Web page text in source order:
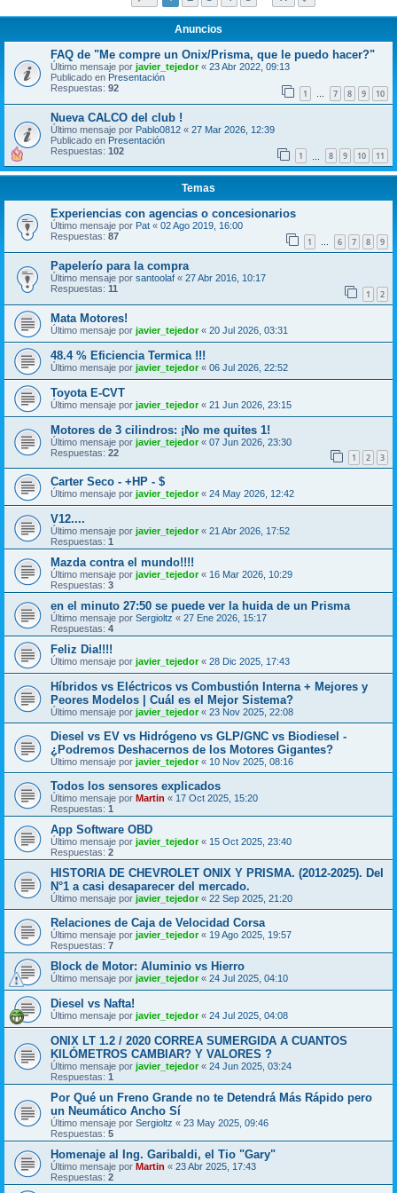
Anuncios
FAQ de "Me compre un Onix/Prisma, que le puedo hacer?"
Último mensaje por javier_tejedor« 23 Abr 2022, 09:13
Publicado en Presentación
Respuestas: 92 1 … 7 8 9 10
Nueva CALCO del club !
Último mensaje por Pablo0812 « 27 Mar 2026, 12:39
Publicado en Presentación
Respuestas: 102 1 8 9 10 11
Temas
Experiencias con agencias o concesionarios
Último mensaje por Pat « 02 Ago 2019, 16:00
Respuestas: 87 1 … 6 7 8 9
Papelerío para la compra
Último mensaje por santoolaf « 27 Abr 2016, 10:17
Respuestas: 11 1 2
Mata Motores!
Último mensaje por javier_tejedor« 20 Jul 2026, 03:31
48.4 % Eficiencia Termica !!!
Último mensaje por javier_tejedor« 06 Jul 2026, 22:52
Toyota E-CVT
Último mensaje por javier_tejedor« 21 Jun 2026, 23:15
Motores de 3 cilindros: ¡No me quites 1!
Último mensaje por javier_tejedor« 07 Jun 2026, 23:30
Respuestas: 22 1 2 3
Carter Seco - +HP - $
Último mensaje por javier_tejedor« 24 May 2026, 12:42
V12....
Último mensaje por javier_tejedor« 21 Abr 2026, 17:52
Respuestas: 1
Mazda contra el mundo!!!!
Último mensaje por javier_tejedor« 16 Mar 2026, 10:29
Respuestas: 3
en el minuto 27:50 se puede ver la huida de un Prisma
Último mensaje por Sergioltz « 27 Ene 2026, 15:17
Respuestas: 4
Feliz Dia!!!!
Último mensaje por javier_tejedor« 28 Dic 2025, 17:43
Híbridos vs Eléctricos vs Combustión Interna + Mejores y
Peores Modelos | Cuál es el Mejor Sistema?
Último mensaje por javier_tejedor« 23 Nov 2025, 22:08
Diesel vs EV vs Hidrógeno vs GLP/GNC vs Biodiesel -
¿Podremos Deshacernos de los Motores Gigantes?
Último mensaje por javier_tejedor« 10 Nov 2025, 08:16
Todos los sensores explicados
Último mensaje por Martin « 17 Oct 2025, 15:20
Respuestas: 1
App Software OBD
Último mensaje por javier_tejedor« 15 Oct 2025, 23:40
Respuestas: 2
HISTORIA DE CHEVROLET ONIX Y PRISMA. (2012-2025). Del
N°1 a casi desaparecer del mercado.
Último mensaje por javier_tejedor« 22 Sep 2025, 21:20
Relaciones de Caja de Velocidad Corsa
Último mensaje por javier_tejedor« 19 Ago 2025, 19:57
Respuestas: 7
Block de Motor: Aluminio vs Hierro
Último mensaje por javier_tejedor« 24 Jul 2025, 04:10
Diesel vs Nafta!
Último mensaje por javier_tejedor« 24 Jul 2025, 04:08
ONIX LT 1.2 / 2020 CORREA SUMERGIDA A CUANTOS
KILÓMETROS CAMBIAR? Y VALORES ?
Último mensaje por javier_tejedor« 24 Jun 2025, 03:24
Respuestas: 1
Por Qué un Freno Grande no te Detendrá Más Rápido pero
un Neumático Ancho Sí
Último mensaje por Sergioltz « 23 May 2025, 09:46
Respuestas: 5
Homenaje al Ing. Garibaldi, el Tio "Gary"
Último mensaje por Martin « 23 Abr 2025, 17:43
Respuestas: 2